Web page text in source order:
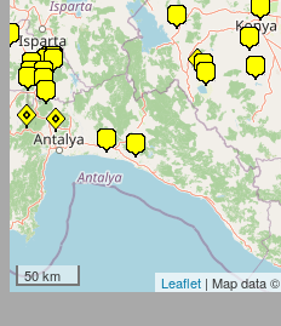
50 km Leaflet| Map data ©